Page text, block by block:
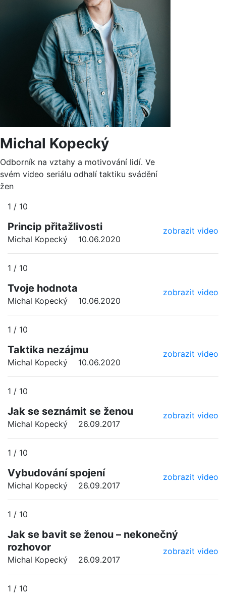
Michal Kopecký
Odborník na vztahy a motivování lidí. Ve
svém video seriálu odhalí taktiku svádění
žen
1 / 10
Princip přitažlivosti
zobrazit video
Michal Kopecký
10.06.2020
1 / 10
Tvoje hodnota
zobrazit video
Michal Kopecký
10.06.2020
1 / 10
Taktika nezájmu
zobrazit video
Michal Kopecký
10.06.2020
1 / 10
Jak se seznámit se ženou
zobrazit video
Michal Kopecký
26.09.2017
1 / 10
Vybudování spojení
zobrazit video
Michal Kopecký
26.09.2017
1 / 10
Jak se bavit se ženou – nekonečný
rozhovor
zobrazit video
Michal Kopecký
26.09.2017
1 / 10